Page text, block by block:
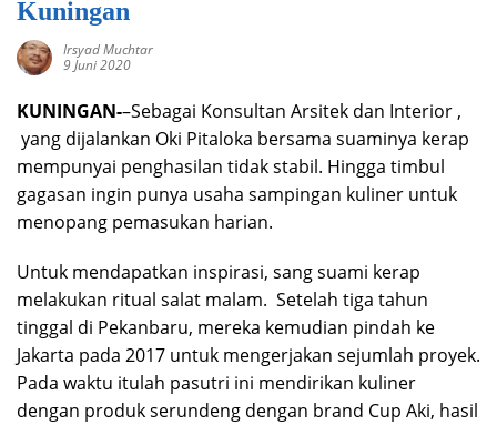
Kuningan
Irsyad Muchtar
9 Juni 2020
KUNINGAN-–Sebagai Konsultan Arsitek dan Interior ,
yang dijalankan Oki Pitaloka bersama suaminya kerap
mempunyai penghasilan tidak stabil. Hingga timbul
gagasan ingin punya usaha sampingan kuliner untuk
menopang pemasukan harian.
Untuk mendapatkan inspirasi, sang suami kerap
melakukan ritual salat malam. Setelah tiga tahun
tinggal di Pekanbaru, mereka kemudian pindah ke
Jakarta pada 2017 untuk mengerjakan sejumlah proyek.
Pada waktu itulah pasutri ini mendirikan kuliner
dengan produk serundeng dengan brand Cup Aki, hasil